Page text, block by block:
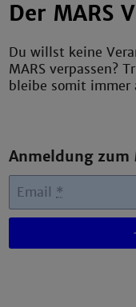
Der MARS
Du willst keine
MARS verpassen?
bleibe somit immer
Anmeldung zum
Email *